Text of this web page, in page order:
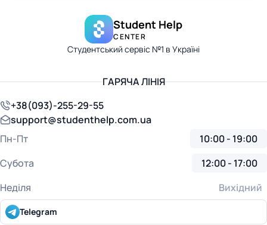
Student Help
CENTER
Студентський сервіс №1 в Україні
ГАРЯЧА ЛІНІЯ
+38(093)-255-29-55
support@studenthelp.com.ua
Пн-Пт
10:00 - 19:00
Субота
12:00 - 17:00
Неділя
Вихідний
Telegram